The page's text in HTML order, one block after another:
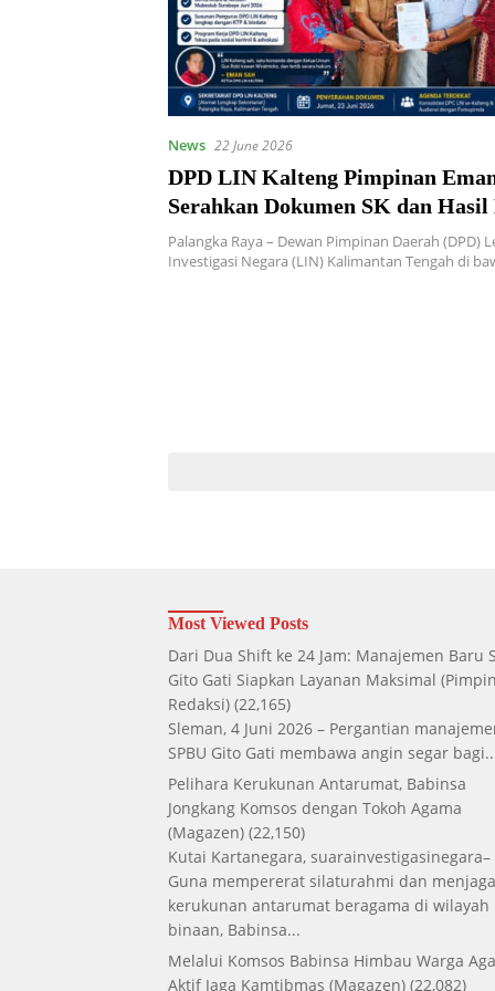
News 22 June 2026
DPD LIN Kalteng Pimpinan
Serahkan Dokumen SK dan
Surabaya ke Kesbangpol
Palangka Raya – Dewan Pimpinan Daerah (DPD)
Investigasi Negara (LIN) Kalimantan Tengah di
Most Viewed Posts
Dari Dua Shift ke 24 Jam: Manajemen Baru
Gito Gati Siapkan Layanan Maksimal
Redaksi) (22,165)
Sleman, 4 Juni 2026 – Pergantian
SPBU Gito Gati membawa angin segar
Pelihara Kerukunan Antarumat, Babinsa
Jongkang Komsos dengan Tokoh Agama
(Magazen) (22,150)
Kutai Kartanegara, suarainvestigasinegara–
Guna mempererat silaturahmi dan menjaga
kerukunan antarumat beragama di wilayah
binaan, Babinsa...
Melalui Komsos Babinsa Himbau Warga
Aktif Jaga Kamtibmas (Magazen) (22,082)